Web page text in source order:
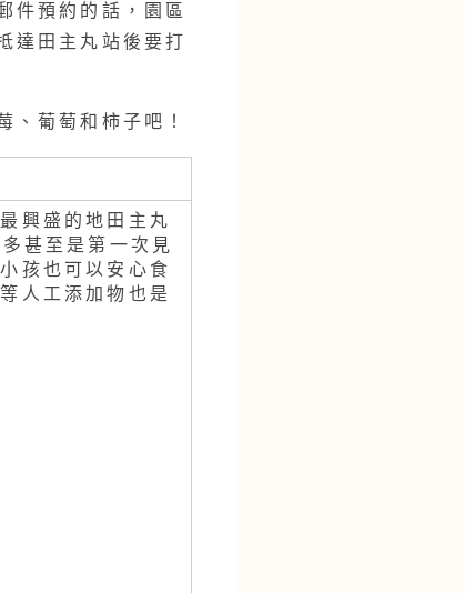
件預約的話，園區
達田主丸站後要打
、葡萄和柿子吧！
興盛的地田主丸
甚至是第一次見
孩也可以安心食
人工添加物也是